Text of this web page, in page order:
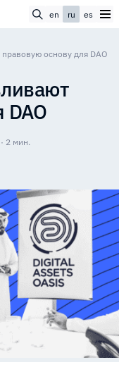
en ru es
основу для DAO
2 мин.